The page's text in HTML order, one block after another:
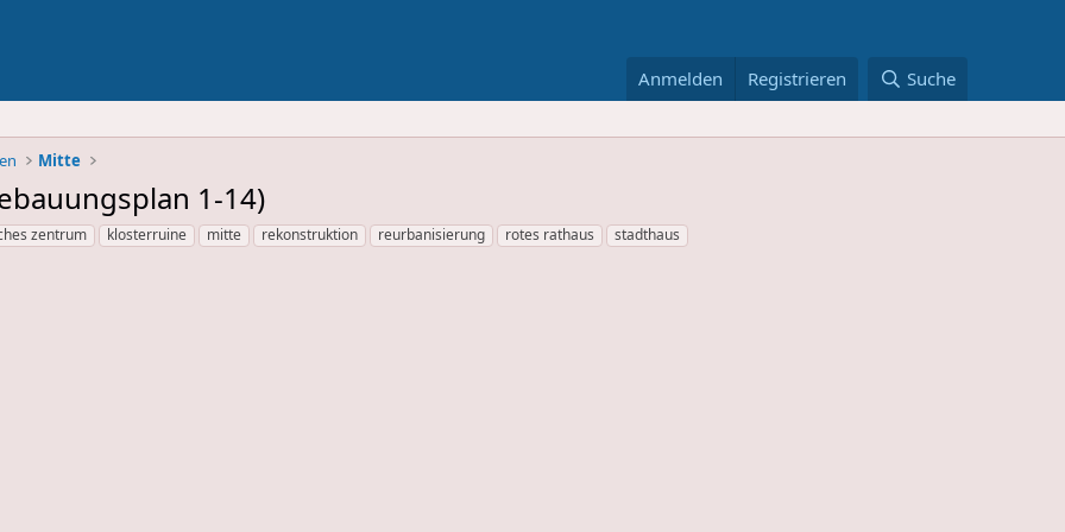
Anmelden Registrieren Suche
Mitte
1-14)
zentrum klosterruine mitte rekonstruktion reurbanisierung rotes rathaus stadthaus